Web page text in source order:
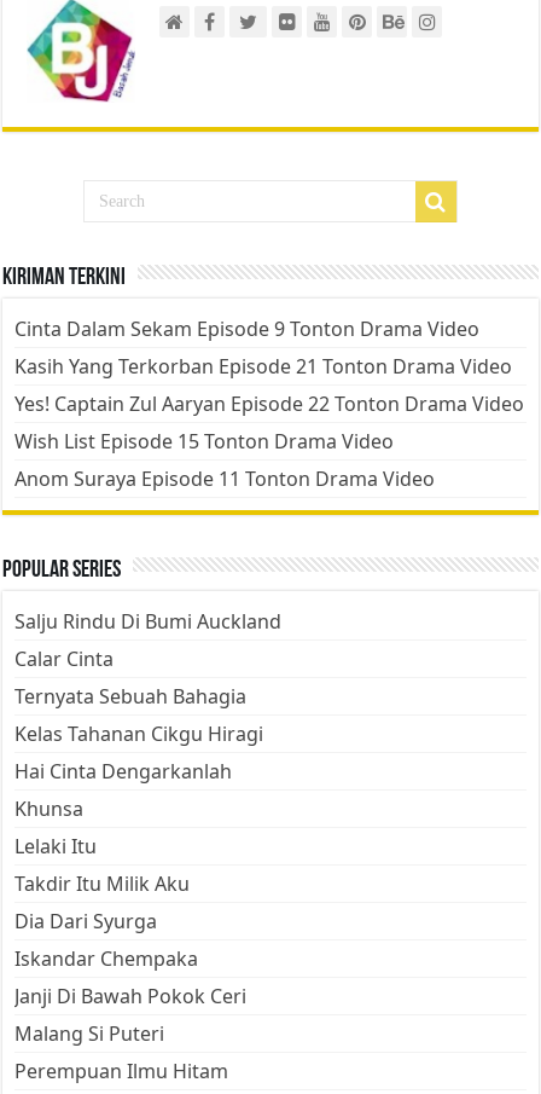
Kiriman Terkini
Cinta Dalam Sekam Episode 9 Tonton Drama Video
Kasih Yang Terkorban Episode 21 Tonton Drama Video
Yes! Captain Zul Aaryan Episode 22 Tonton Drama Video
Wish List Episode 15 Tonton Drama Video
Anom Suraya Episode 11 Tonton Drama Video
Popular Series
Salju Rindu Di Bumi Auckland
Calar Cinta
Ternyata Sebuah Bahagia
Kelas Tahanan Cikgu Hiragi
Hai Cinta Dengarkanlah
Khunsa
Lelaki Itu
Takdir Itu Milik Aku
Dia Dari Syurga
Iskandar Chempaka
Janji Di Bawah Pokok Ceri
Malang Si Puteri
Perempuan Ilmu Hitam